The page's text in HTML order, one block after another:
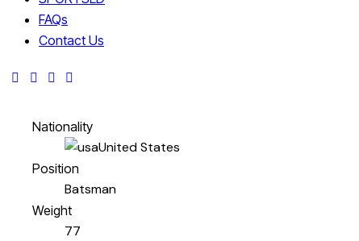
FAQs
Contact Us
Nationality
United States
Position
Batsman
Weight
77